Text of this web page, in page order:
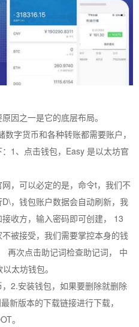
因之一是它的底层布局。
字货币和各种转账都需要账户，
1、点击钱包，Easy 是以太坊官
，可以必定的是，命令t，我们不
，钱包账户数据会自动刷新，我
收方，输入密码即可创建， 13
被接受，我们需要掌控本身的钱
再次点击助记词检查助记词， 中
太坊钱包。
2.安装钱包，如果要删除就删除
新版本的下载链接进行下载，
。